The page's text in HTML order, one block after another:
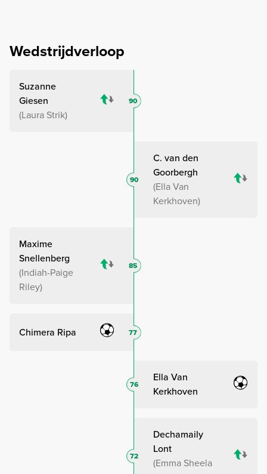
Wedstrijdverloop
Suzanne
Giesen
Laura Strik
90
C. van den
Goorbergh
Ella Van
Kerkhoven
90
Maxime
Snellenberg
Indiah-Paige
Riley
85
Chimera Ripa 77
Ella Van
Kerkhoven
76
Dechamaily
Lont
Emma Sheela
72